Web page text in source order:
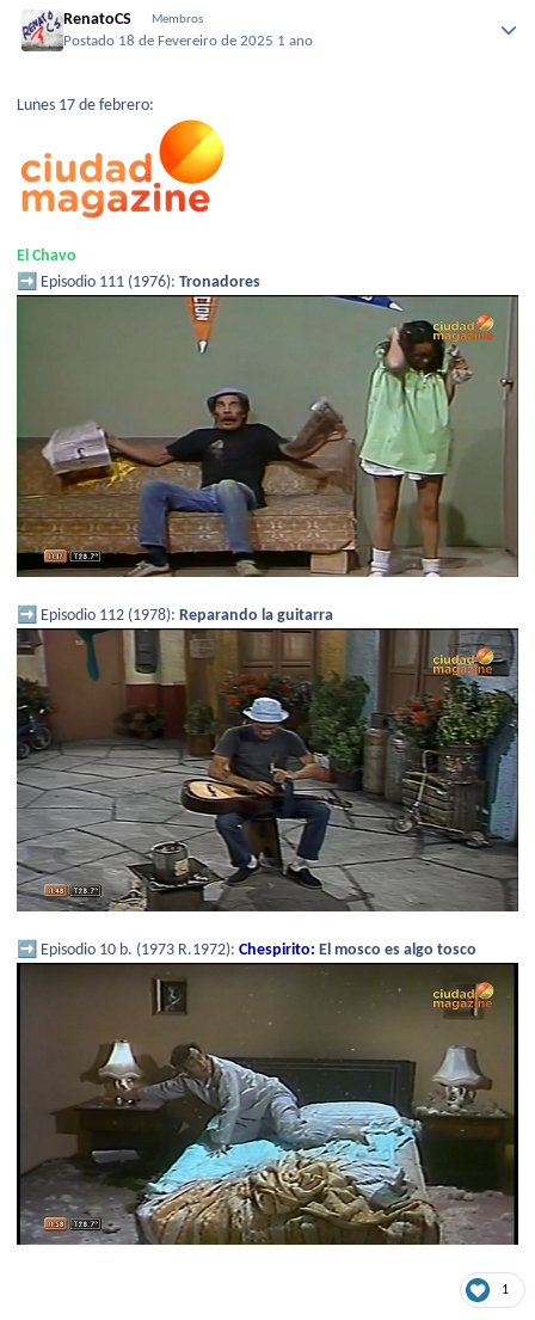
RenatoCS Membros
Postado 18 de Fevereiro de 2025 1 ano
Lunes 17 de febrero:
El Chavo
➡️ Episodio 111 (1976): Tronadores
➡️ Episodio 112 (1978): Reparando la guitarra
➡️ Episodio 10 b. (1973 R.1972): Chespirito: El mosco es algo tosco
1